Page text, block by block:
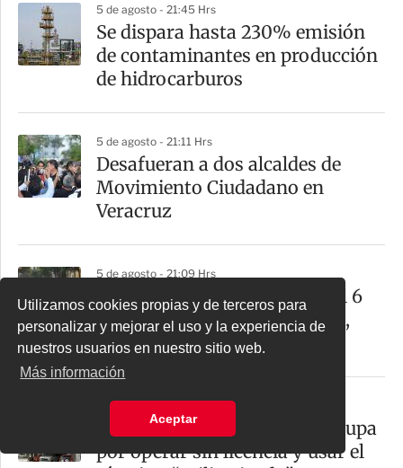
Utilizamos cookies propias y de terceros para
personalizar y mejorar el uso y la experiencia de
nuestros usuarios en nuestro sitio web.
Más información
Aceptar
5 de agosto - 21:45 Hrs
Se dispara hasta 230% emisión
de contaminantes en producción
de hidrocarburos
5 de agosto - 21:11 Hrs
Desafueran a dos alcaldes de
Movimiento Ciudadano en
Veracruz
5 de agosto - 21:09 Hrs
Pronóstico del tiempo para el 6
de agosto: ¿Lloverá en CDMX,
Edomex y estados?
5 de agosto - 21:13 Hrs
Colegio en Querétaro bajo la lupa
por operar sin licencia y usar el